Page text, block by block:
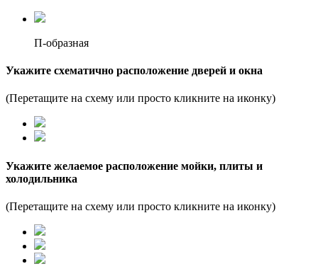
П-образная
Укажите схематично расположение дверей и окна
(Перетащите на схему или просто кликните на иконку)
Укажите желаемое расположение мойки, плиты и
холодильника
(Перетащите на схему или просто кликните на иконку)